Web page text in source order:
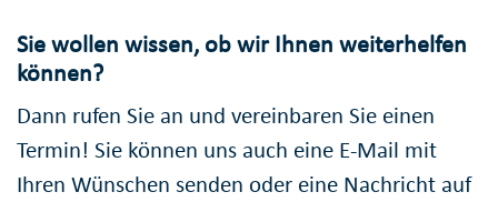
Sie wollen wissen, ob wir Ihnen weiterhelfen
können?
Dann rufen Sie an und vereinbaren Sie einen
Termin! Sie können uns auch eine E-Mail mit
Ihren Wünschen senden oder eine Nachricht auf